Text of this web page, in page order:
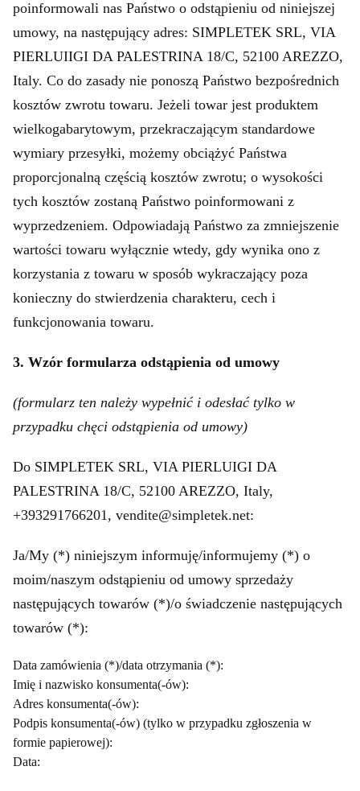
poinformowali nas Państwo o odstąpieniu od niniejszej
umowy, na następujący adres: SIMPLETEK SRL, VIA
PIERLUIIGI DA PALESTRINA 18/C, 52100 AREZZO,
Italy. Co do zasady nie ponoszą Państwo bezpośrednich
kosztów zwrotu towaru. Jeżeli towar jest produktem
wielkogabarytowym, przekraczającym standardowe
wymiary przesyłki, możemy obciążyć Państwa
proporcjonalną częścią kosztów zwrotu; o wysokości
tych kosztów zostaną Państwo poinformowani z
wyprzedzeniem. Odpowiadają Państwo za zmniejszenie
wartości towaru wyłącznie wtedy, gdy wynika ono z
korzystania z towaru w sposób wykraczający poza
konieczny do stwierdzenia charakteru, cech i
funkcjonowania towaru.
3. Wzór formularza odstąpienia od umowy
(formularz ten należy wypełnić i odesłać tylko w
przypadku chęci odstąpienia od umowy)
Do SIMPLETEK SRL, VIA PIERLUIGI DA
PALESTRINA 18/C, 52100 AREZZO, Italy,
+393291766201, vendite@simpletek.net:
Ja/My (*) niniejszym informuję/informujemy (*) o
moim/naszym odstąpieniu od umowy sprzedaży
następujących towarów (*)/o świadczenie następujących
towarów (*):
Data zamówienia (*)/data otrzymania (*):
Imię i nazwisko konsumenta(-ów):
Adres konsumenta(-ów):
Podpis konsumenta(-ów) (tylko w przypadku zgłoszenia w
formie papierowej):
Data: